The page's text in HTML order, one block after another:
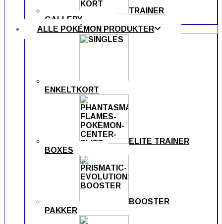
TRAINER
GALLERY
ALLE POKÉMON PRODUKTER
ENKELTKORT
ELITE TRAINER
BOXES
BOOSTER
PAKKER